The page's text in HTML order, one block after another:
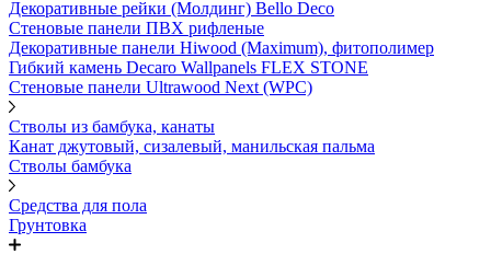
Декоративные рейки (Молдинг) Bello Deco
Стеновые панели ПВХ рифленые
Декоративные панели Hiwood (Maximum), фитополимер
Гибкий камень Decaro Wallpanels FLEX STONE
Стеновые панели Ultrawood Next (WPC)
Стволы из бамбука, канаты
Канат джутовый, сизалевый, манильская пальма
Стволы бамбука
Средства для пола
Грунтовка